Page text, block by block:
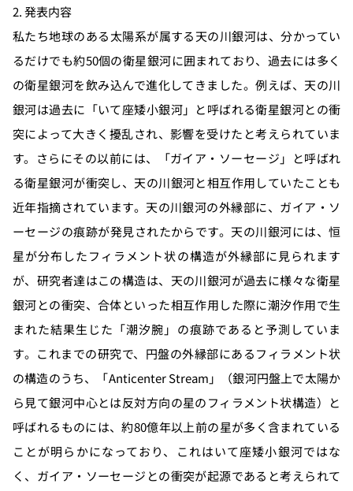
2. 発表内容
私たち地球のある太陽系が属する天の川銀河は、分かってい
るだけでも約50個の衛星銀河に囲まれており、過去には多く
の衛星銀河を飲み込んで進化してきました。例えば、天の川
銀河は過去に「いて座矮小銀河」と呼ばれる衛星銀河との衝
突によって大きく擾乱され、影響を受けたと考えられていま
す。さらにその以前には、「ガイア・ソーセージ」と呼ばれ
る衛星銀河が衝突し、天の川銀河と相互作用していたことも
近年指摘されています。天の川銀河の外縁部に、ガイア・ソ
ーセージの痕跡が発見されたからです。天の川銀河には、恒
星が分布したフィラメント状の構造が外縁部に見られます
が、研究者達はこの構造は、天の川銀河が過去に様々な衛星
銀河との衝突、合体といった相互作用した際に潮汐作用で生
まれた結果生じた「潮汐腕」の痕跡であると予測していま
す。これまでの研究で、円盤の外縁部にあるフィラメント状
の構造のうち、「Anticenter Stream」（銀河円盤上で太陽か
ら見て銀河中心とは反対方向の星のフィラメント状構造）と
呼ばれるものには、約80億年以上前の星が多く含まれている
ことが明らかになっており、これはいて座矮小銀河ではな
く、ガイア・ソーセージとの衝突が起源であると考えられて